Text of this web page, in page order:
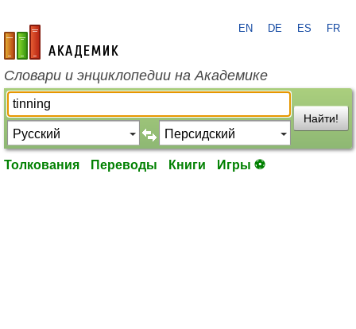
academic.ru
EN DE ES FR
Словари и энциклопедии на Академике
Найти!
Толкования Переводы Книги Игры ⚽